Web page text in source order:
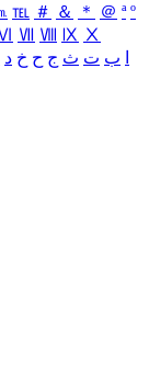
℡ ＃ ＆ ＊ ＠ ª º
Ⅶ Ⅷ Ⅸ Ⅹ
ب ت ث ج ح خ د